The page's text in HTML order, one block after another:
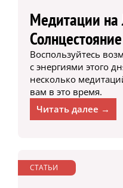
Медитации на
Солнцестояние
Воспользуйтесь
с энергиями этого
несколько
вам в это время.
Читать далее →
СТАТЬИ